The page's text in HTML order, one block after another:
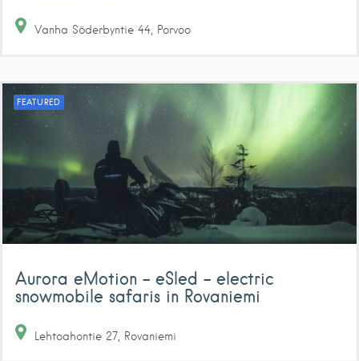
Vanha Söderbyntie 44 Porvoo
FEATURED
Aurora eMotion – eSled – electric
snowmobile safaris in Rovaniemi
Lehtoahontie 27 Rovaniemi